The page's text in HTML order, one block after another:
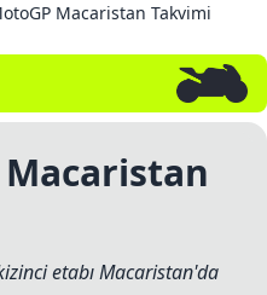
Macaristan Takvimi
Macaristan
etabı Macaristan'da